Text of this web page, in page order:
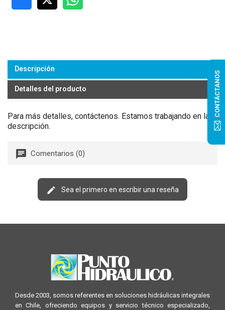
Descripción
Detalles del producto
Para más detalles, contáctenos. Estamos trabajando en la
descripción.
Comentarios (0)
Sea el primero en escribir una reseña
Desde 2003, somos referentes en soluciones hidráulicas integrales
en Chile, ofreciendo equipos y servicio técnico especializado,
CONTÁCTANOS